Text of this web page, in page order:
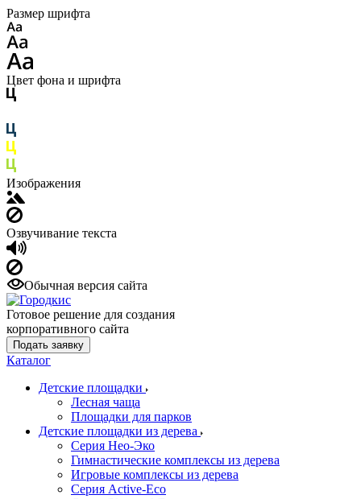
Размер шрифта
Цвет фона и шрифта
Изображения
Озвучивание текста
Обычная версия сайта
Готовое решение для создания
корпоративного сайта
Подать заявку
Каталог
Детские площадки
Лесная чаща
Площадки для парков
Детские площадки из дерева
Серия Нео-Эко
Гимнастические комплексы из дерева
Игровые комплексы из дерева
Серия Active-Eco